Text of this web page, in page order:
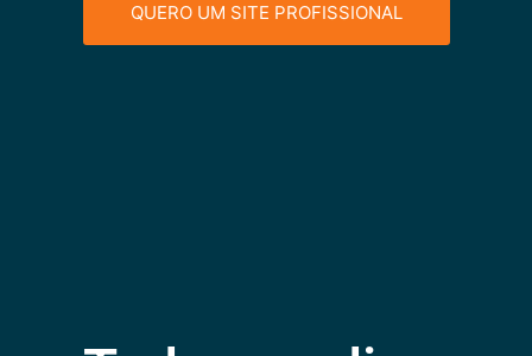
QUERO UM SITE PROFISSIONAL